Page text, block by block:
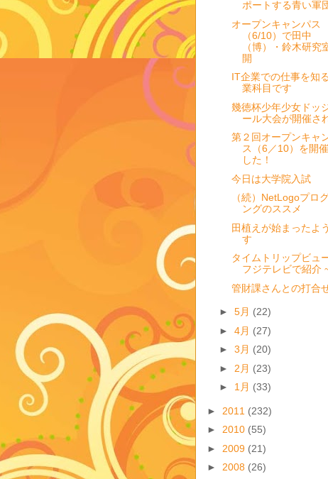
ポートする青い軍
オープンキャンパス
（6/10）で田中
（博）・鈴木研究
開
IT企業での仕事を知
業科目です
幾徳杯少年少女ドッ
ール大会が開催さ
第２回オープンキャ
ス（6／10）を開
した！
今日は大学院入試
（続）NetLogoプロ
ングのススメ
田植えが始まったよ
す
タイムトリップビュ
フジテレビで紹介
管財課さんとの打合
► 5月 (22)
► 4月 (27)
► 3月 (20)
► 2月 (23)
► 1月 (33)
► 2011 (232)
► 2010 (55)
► 2009 (21)
► 2008 (26)